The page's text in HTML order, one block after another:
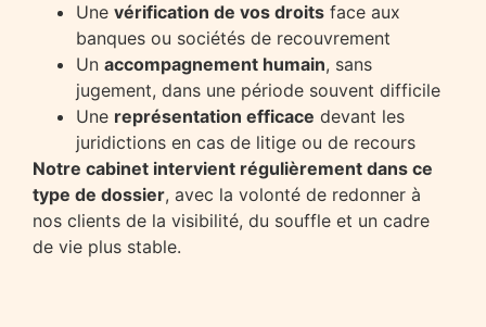
Une vérification de vos droits face aux
banques ou sociétés de recouvrement
Un accompagnement humain, sans
jugement, dans une période souvent difficile
Une représentation efficace devant les
juridictions en cas de litige ou de recours
Notre cabinet intervient régulièrement dans ce
type de dossier, avec la volonté de redonner à
nos clients de la visibilité, du souffle et un cadre
de vie plus stable.